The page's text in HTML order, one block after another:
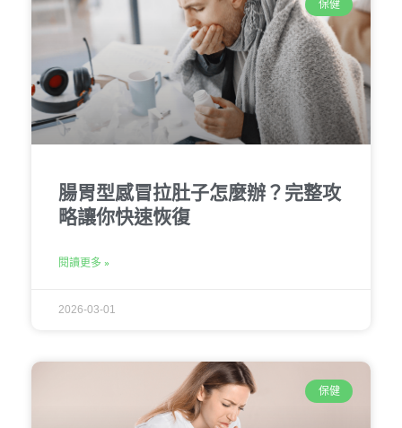
保健
腸胃型感冒拉肚子怎麼辦？完整攻
略讓你快速恢復
閱讀更多 »
2026-03-01
保健